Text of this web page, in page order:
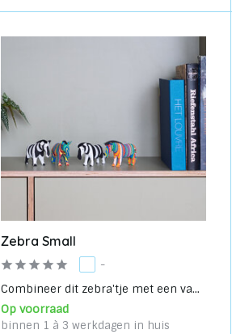
Zebra Small
-
Combineer dit zebra'tje met een va...
Op voorraad
binnen 1 à 3 werkdagen in huis